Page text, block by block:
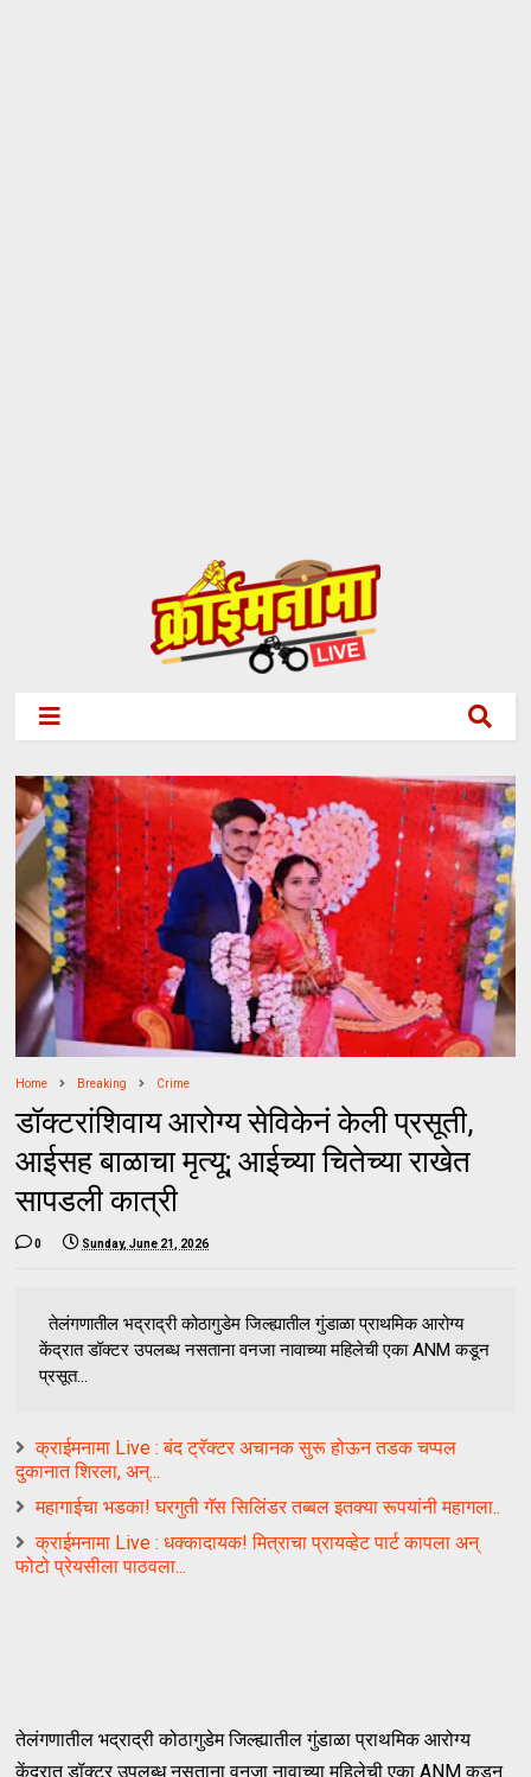
Home Breaking Crime
डॉक्टरांशिवाय आरोग्य सेविकेनं केली प्रसूती,
आईसह बाळाचा मृत्यू; आईच्या चितेच्या राखेत
सापडली कात्री
0 Sunday, June 21, 2026
तेलंगणातील भद्राद्री कोठागुडेम जिल्ह्यातील गुंडाळा प्राथमिक आरोग्य
केंद्रात डॉक्टर उपलब्ध नसताना वनजा नावाच्या महिलेची एका ANM कडून
प्रसूत...
क्राईमनामा Live : बंद ट्रॅक्टर अचानक सुरू होऊन तडक चप्पल
दुकानात शिरला, अन्...
महागाईचा भडका! घरगुती गॅस सिलिंडर तब्बल इतक्या रूपयांनी महागला..
क्राईमनामा Live : धक्कादायक! मित्राचा प्रायव्हेट पार्ट कापला अन्
फोटो प्रेयसीला पाठवला...
तेलंगणातील भद्राद्री कोठागुडेम जिल्ह्यातील गुंडाळा प्राथमिक आरोग्य
केंद्रात डॉक्टर उपलब्ध नसताना वनजा नावाच्या महिलेची एका ANM कडून